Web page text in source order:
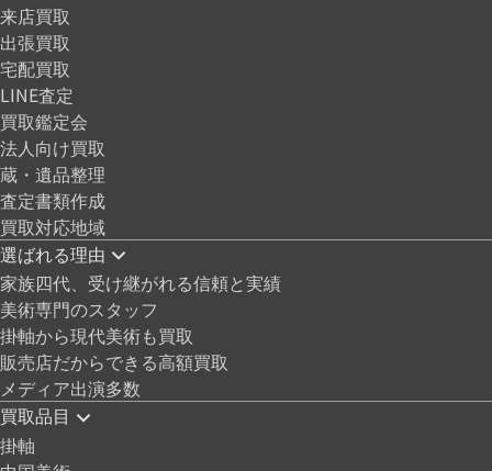
来店買取
出張買取
宅配買取
LINE査定
買取鑑定会
法人向け買取
蔵・遺品整理
査定書類作成
買取対応地域
選ばれる理由
家族四代、受け継がれる信頼と実績
美術専門のスタッフ
掛軸から現代美術も買取
販売店だからできる高額買取
メディア出演多数
買取品目
掛軸